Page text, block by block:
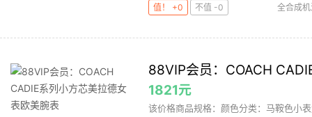
值！ +0
不值 -0 全合成
88VIP会员：COACH
1821元
该价格商品规格：颜色分类：马鞍色小